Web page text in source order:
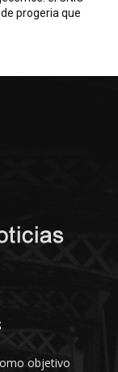
progeria que
objetivo